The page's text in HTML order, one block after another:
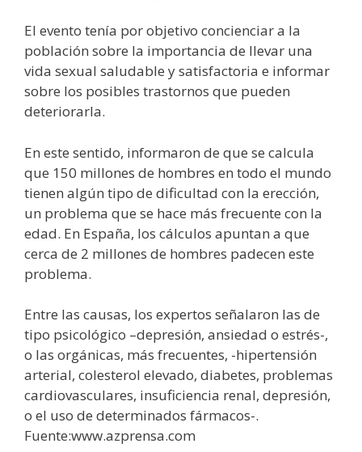
El evento tenía por objetivo concienciar a la
población sobre la importancia de llevar una
vida sexual saludable y satisfactoria e informar
sobre los posibles trastornos que pueden
deteriorarla.
En este sentido, informaron de que se calcula
que 150 millones de hombres en todo el mundo
tienen algún tipo de dificultad con la erección,
un problema que se hace más frecuente con la
edad. En España, los cálculos apuntan a que
cerca de 2 millones de hombres padecen este
problema.
Entre las causas, los expertos señalaron las de
tipo psicológico –depresión, ansiedad o estrés-,
o las orgánicas, más frecuentes, -hipertensión
arterial, colesterol elevado, diabetes, problemas
cardiovasculares, insuficiencia renal, depresión,
o el uso de determinados fármacos-.
Fuente:www.azprensa.com